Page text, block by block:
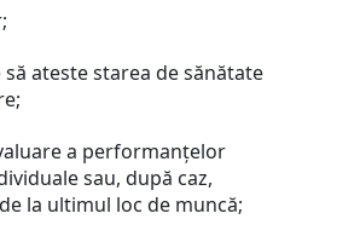
ateste starea de sănătate
a performanţelor
sau, după caz,
la ultimul loc de muncă;